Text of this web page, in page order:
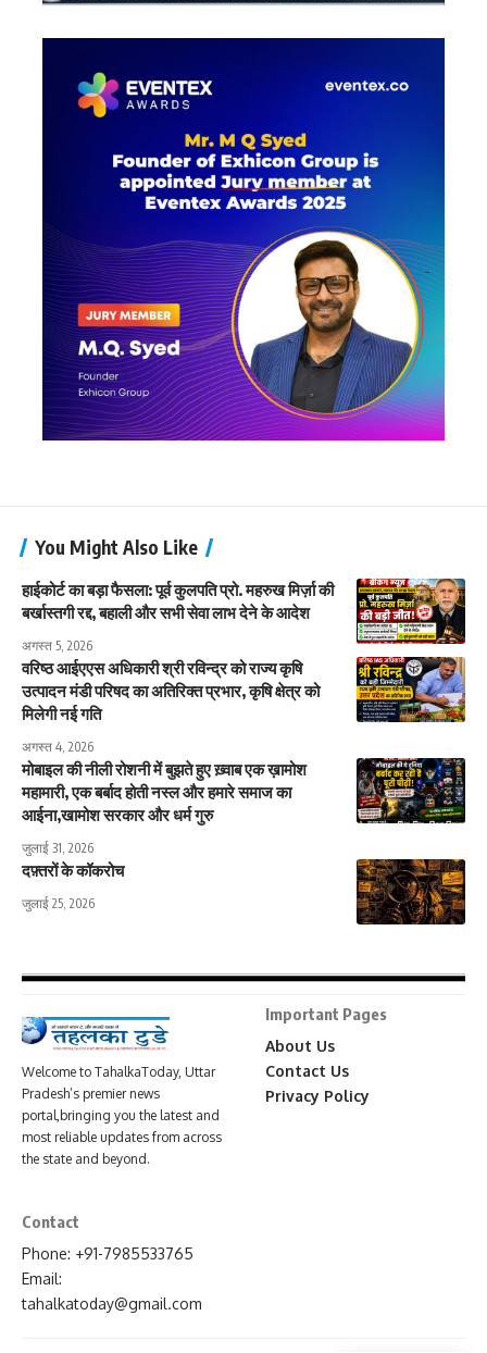
You Might Also Like
हाईकोर्ट का बड़ा फैसला: पूर्व कुलपति प्रो. महरुख मिर्ज़ा की
बर्खास्तगी रद्द, बहाली और सभी सेवा लाभ देने के आदेश
अगस्त 5, 2026
वरिष्ठ आईएएस अधिकारी श्री रविन्द्र को राज्य कृषि
उत्पादन मंडी परिषद का अतिरिक्त प्रभार, कृषि क्षेत्र को
मिलेगी नई गति
अगस्त 4, 2026
मोबाइल की नीली रोशनी में बुझते हुए ख़्वाब एक ख़ामोश
महामारी, एक बर्बाद होती नस्ल और हमारे समाज का
आईना,खामोश सरकार और धर्म गुरु
जुलाई 31, 2026
दफ़्तरों के कॉकरोच
जुलाई 25, 2026
Welcome to TahalkaToday, Uttar
Pradesh’s premier news
portal,bringing you the latest and
most reliable updates from across
the state and beyond.
Important Pages
About Us
Contact Us
Privacy Policy
Contact
Phone: +91-7985533765
Email:
tahalkatoday@gmail.com